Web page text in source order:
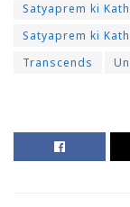
Satyaprem ki
Satyaprem ki
Transcends